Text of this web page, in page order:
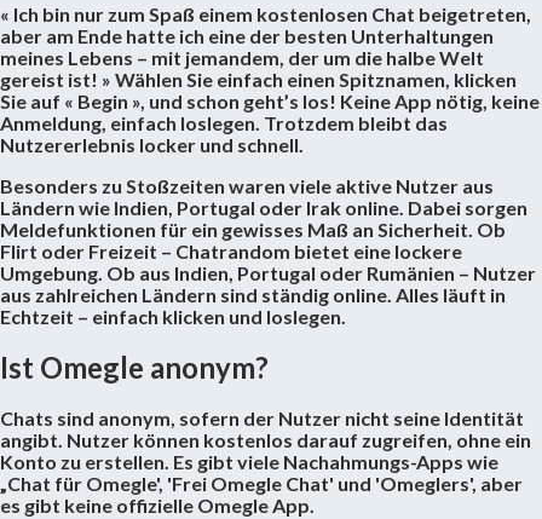
« Ich bin nur zum Spaß einem kostenlosen Chat beigetreten,
aber am Ende hatte ich eine der besten Unterhaltungen
meines Lebens – mit jemandem, der um die halbe Welt
gereist ist! » Wählen Sie einfach einen Spitznamen, klicken
Sie auf « Begin », und schon geht’s los! Keine App nötig, keine
Anmeldung, einfach loslegen. Trotzdem bleibt das
Nutzererlebnis locker und schnell.
Besonders zu Stoßzeiten waren viele aktive Nutzer aus
Ländern wie Indien, Portugal oder Irak online. Dabei sorgen
Meldefunktionen für ein gewisses Maß an Sicherheit. Ob
Flirt oder Freizeit – Chatrandom bietet eine lockere
Umgebung. Ob aus Indien, Portugal oder Rumänien – Nutzer
aus zahlreichen Ländern sind ständig online. Alles läuft in
Echtzeit – einfach klicken und loslegen.
Ist Omegle anonym?
Chats sind anonym, sofern der Nutzer nicht seine Identität
angibt. Nutzer können kostenlos darauf zugreifen, ohne ein
Konto zu erstellen. Es gibt viele Nachahmungs-Apps wie
„Chat für Omegle', 'Frei Omegle Chat' und 'Omeglers', aber
es gibt keine offizielle Omegle App.